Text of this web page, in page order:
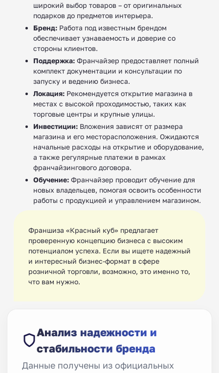
широкий выбор товаров – от оригинальных
подарков до предметов интерьера.
Бренд: Работа под известным брендом
обеспечивает узнаваемость и доверие со
стороны клиентов.
Поддержка: Франчайзер предоставляет полный
комплект документации и консультации по
запуску и ведению бизнеса.
Локация: Рекомендуется открытие магазина в
местах с высокой проходимостью, таких как
торговые центры и крупные улицы.
Инвестиции: Вложения зависят от размера
магазина и его месторасположения. Ожидаются
начальные расходы на открытие и оборудование,
а также регулярные платежи в рамках
франчайзингового договора.
Обучение: Франчайзер проводит обучение для
новых владельцев, помогая освоить особенности
работы с продукцией и управлением магазином.
Франшиза «Красный куб» предлагает
проверенную концепцию бизнеса с высоким
потенциалом успеха. Если вы ищете надежный
и интересный бизнес-формат в сфере
розничной торговли, возможно, это именно то,
что вам нужно.
Анализ надежности и
стабильности бренда
Данные получены из официальных